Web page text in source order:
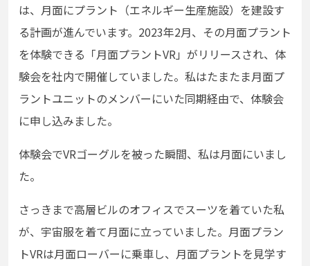
は、月面にプラント（エネルギー生産施設）を建設す
る計画が進んでいます。 2023年2月、その月面プラント
を体験できる「月面プラントVR」がリリースされ、体
験会を社内で開催していました。私はたまたま月面プ
ラントユニットのメンバーにいた同期経由で、体験会
に申し込みました。
体験会でVRゴーグルを被った瞬間、私は月面にいまし
た。
さっきまで高層ビルのオフィスでスーツを着ていた私
が、宇宙服を着て月面に立っていました。月面プラン
トVRは月面ローバーに乗車し、月面プラントを見学す